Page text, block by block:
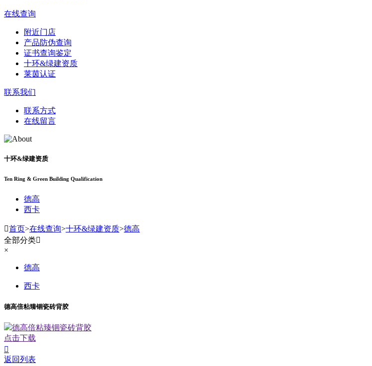
在线查询
附近门店
产品防伪查询
证书查询鉴定
十环&绿建资质
莱茵认证
联系我们
联系方式
在线留言
十环&绿建资质
Ten Ring & Green Building Qualification
德高
西卡
首页>在线查询>十环&绿建资质>德高
全部分类
×
德高
西卡
德高倍粘臻锢瓷砖背胶
德高倍粘臻锢瓷砖背胶
点击下载

返回列表